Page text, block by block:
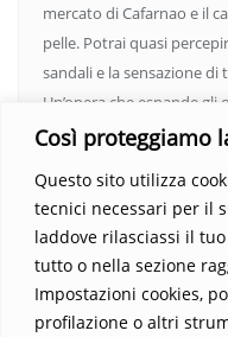
Così proteggiamo
Questo sito utilizza
tecnici necessari per il
laddove rilasciassi il
tutto o nella sezione
Impostazioni cookies,
profilazione o altri
mercato di Cafarnao e il
pelle. Potrai quasi
sandali e la sensazione di
Un’opera che espande
vedere oltre i confini del
indimenticabile.Non
questo viaggio
Parola trasformi la tua vita